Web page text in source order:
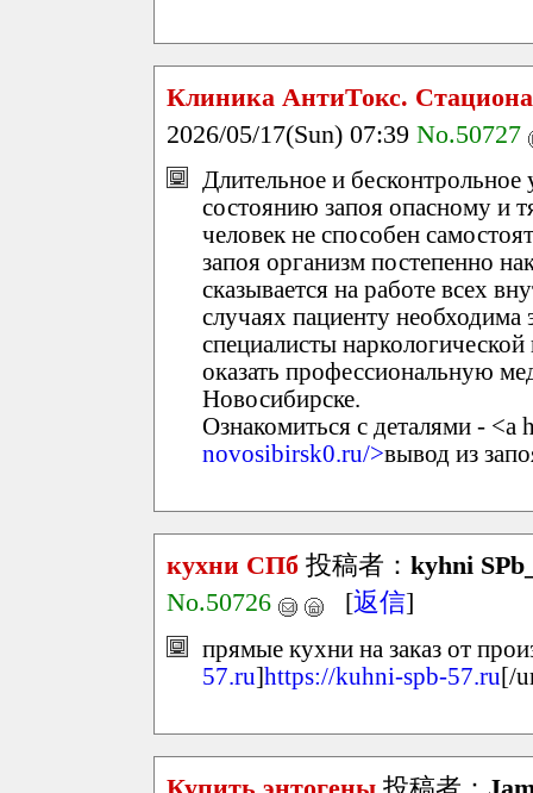
Клиника АнтиТокс.
2026/05/17(Sun) 07:39 No.50727
Длительное и бесконтрольное
состоянию запоя опасному и
человек не способен
запоя организм постепенно
сказывается на работе всех
случаях пациенту
специалисты
оказать профессиональную
Новосибирске.
Ознакомиться с деталями - <a
novosibirsk0.ru/>вывод из
кухни СПб 投稿者： kyhni
No.50726
[返信]
прямые кухни на заказ от
57.ru]https://kuhni-spb-57.ru [/